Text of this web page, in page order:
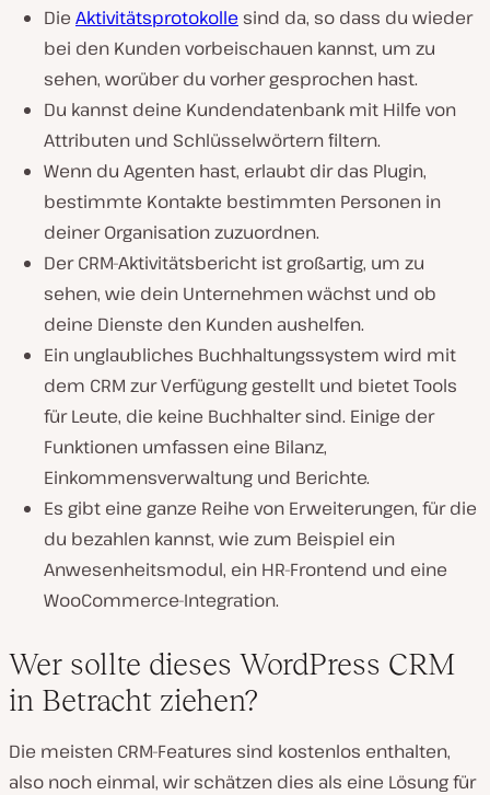
Die Aktivitätsprotokolle sind da, so dass du wieder
bei den Kunden vorbeischauen kannst, um zu
sehen, worüber du vorher gesprochen hast.
Du kannst deine Kundendatenbank mit Hilfe von
Attributen und Schlüsselwörtern filtern.
Wenn du Agenten hast, erlaubt dir das Plugin,
bestimmte Kontakte bestimmten Personen in
deiner Organisation zuzuordnen.
Der CRM-Aktivitätsbericht ist großartig, um zu
sehen, wie dein Unternehmen wächst und ob
deine Dienste den Kunden aushelfen.
Ein unglaubliches Buchhaltungssystem wird mit
dem CRM zur Verfügung gestellt und bietet Tools
für Leute, die keine Buchhalter sind. Einige der
Funktionen umfassen eine Bilanz,
Einkommensverwaltung und Berichte.
Es gibt eine ganze Reihe von Erweiterungen, für die
du bezahlen kannst, wie zum Beispiel ein
Anwesenheitsmodul, ein HR-Frontend und eine
WooCommerce-Integration.
Wer sollte dieses WordPress CRM
in Betracht ziehen?
Die meisten CRM-Features sind kostenlos enthalten,
also noch einmal, wir schätzen dies als eine Lösung für